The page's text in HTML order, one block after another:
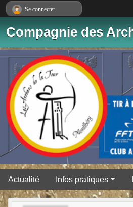
Compagnie des
Actualité Infos pratiques
Se connecter
Panneau de gestion des cookies